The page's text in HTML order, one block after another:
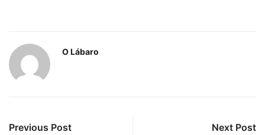
O Lábaro
Previous Post Next Post